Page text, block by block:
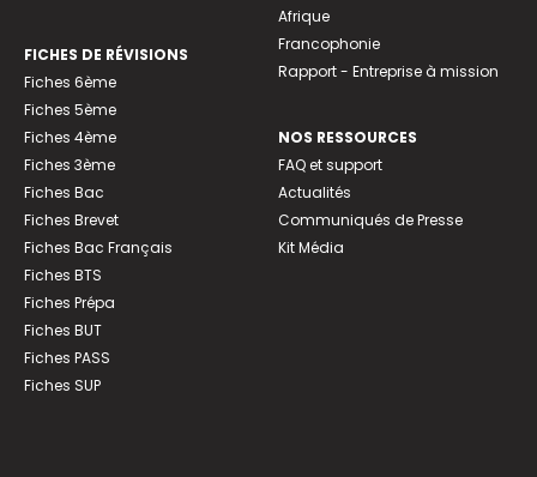
FICHES DE RÉVISIONS
Fiches 6ème
Fiches 5ème
Fiches 4ème
Fiches 3ème
Fiches Bac
Fiches Brevet
Fiches Bac Français
Fiches BTS
Fiches Prépa
Fiches BUT
Fiches PASS
Fiches SUP
Afrique
Francophonie
Rapport - Entreprise à mission
NOS RESSOURCES
FAQ et support
Actualités
Communiqués de Presse
Kit Média